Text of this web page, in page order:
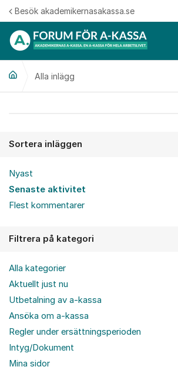
Hoppa till innehåll
Besök akademikernasakassa.se
Alla inlägg
Sortera inläggen
Nyast
Senaste aktivitet
Flest kommentarer
Filtrera på kategori
Alla kategorier
Aktuellt just nu
Utbetalning av a-kassa
Ansöka om a-kassa
Regler under ersättningsperioden
Intyg/Dokument
Mina sidor